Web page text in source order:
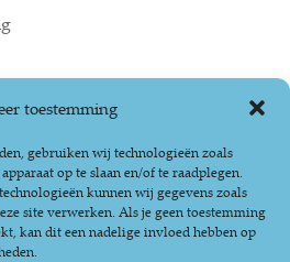
toestemming
gebruiken wij technologieën zoals
op te slaan en/of te raadplegen.
kunnen wij gegevens zoals
site verwerken. Als je geen toestemming
kan dit een nadelige invloed hebben op
managers naar een